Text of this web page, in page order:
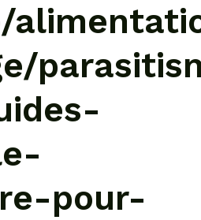
pour-